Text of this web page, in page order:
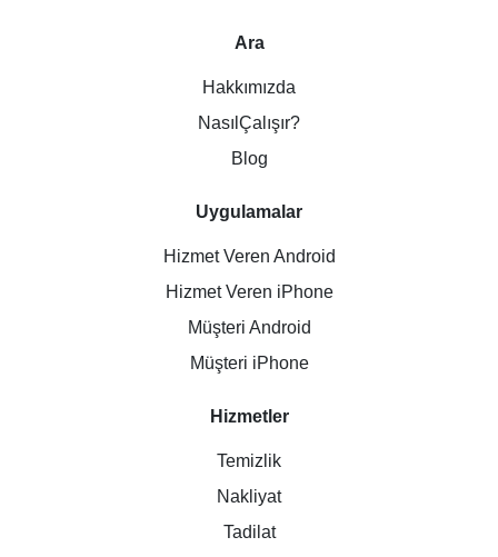
Ara
Hakkımızda
NasılÇalışır?
Blog
Uygulamalar
Hizmet Veren Android
Hizmet Veren iPhone
Müşteri Android
Müşteri iPhone
Hizmetler
Temizlik
Nakliyat
Tadilat